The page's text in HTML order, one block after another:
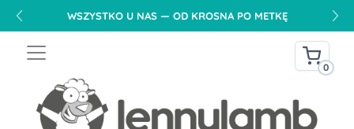
WSZYSTKO U NAS — OD KROSNA PO METKĘ
0